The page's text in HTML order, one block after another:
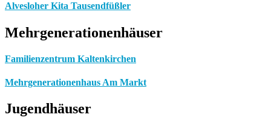
Alvesloher Kita Tausendfüßler
Mehrgenerationenhäuser
Familienzentrum Kaltenkirchen
Mehrgenerationenhaus Am Markt
Jugendhäuser